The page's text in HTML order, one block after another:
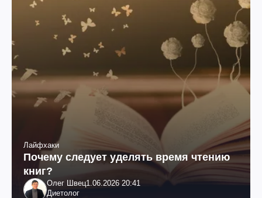
Лайфхаки
Почему следует уделять время чтению
книг?
Олег Швец1.06.2026 20:41
Диетолог